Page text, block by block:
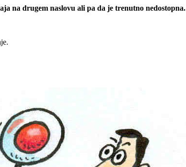
na drugem naslovu ali pa da je trenutno nedostopna.